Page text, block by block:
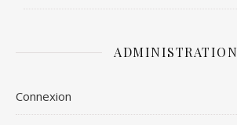
ADMINISTRATION
Connexion